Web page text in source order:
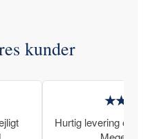
kunder
Hurtig levering og